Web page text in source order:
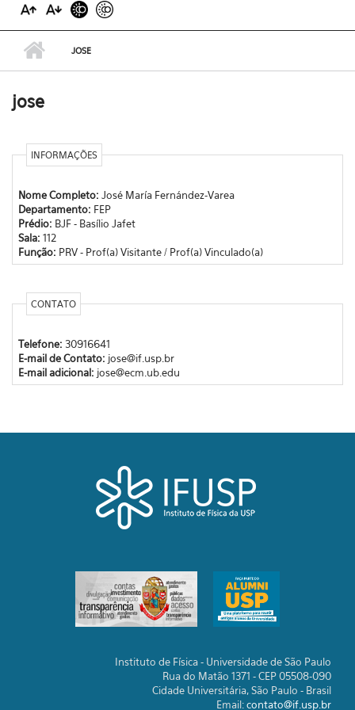
JOSE
jose
INFORMAÇÕES
Nome Completo: José María Fernández-Varea
Departamento: FEP
Prédio: BJF - Basílio Jafet
Sala: 112
Função: PRV - Prof(a) Visitante / Prof(a) Vinculado(a)
CONTATO
Telefone: 30916641
E-mail de Contato: jose@if.usp.br
E-mail adicional: jose@ecm.ub.edu
Instituto de Física - Universidade de São Paulo
Rua do Matão 1371 - CEP 05508-090
Cidade Universitária, São Paulo - Brasil
Email:contato@if.usp.br